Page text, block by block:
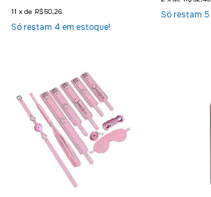
11 x de R$50,26
Só restam 4 em estoque!
Só restam 5